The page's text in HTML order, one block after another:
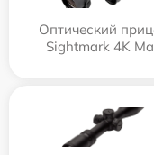
Оптический
Sightmark 4K